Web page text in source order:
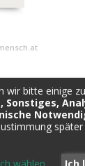
wir bitte einige
Sonstiges,